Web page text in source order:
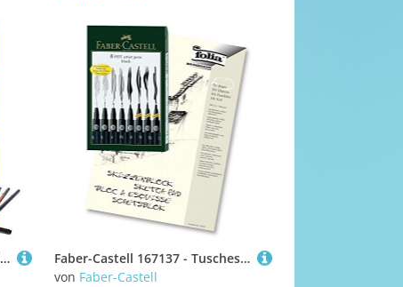
Djeco DJ08800 Die Farben für ältere Kinder, mehrfarbig, 10 Stück (1er Pack)
Faber-Castell 167137 - Tuschestift Pitt Artist Pen, 8er Kunststoffetui, schwarz (8er Etui + A4 Skizzenblock)
von Faber-Castell